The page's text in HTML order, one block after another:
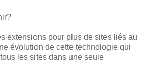
extensions pour plus de sites liés au
évolution de cette technologie qui
les sites dans une seule